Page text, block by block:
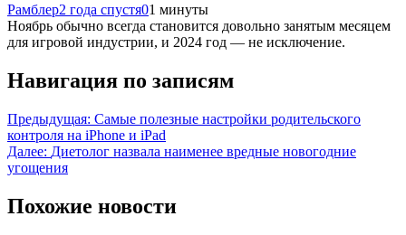
Рамблер2 года спустя01 минуты
Ноябрь обычно всегда становится довольно занятым месяцем
для игровой индустрии, и 2024 год — не исключение.
Навигация по записям
Предыдущая: Самые полезные настройки родительского
контроля на iPhone и iPad
Далее: Диетолог назвала наименее вредные новогодние
угощения
Похожие новости